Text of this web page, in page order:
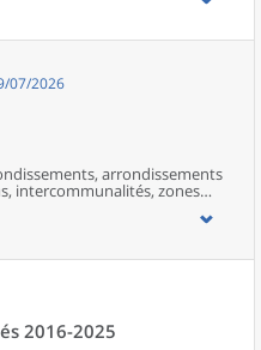
07/2026
arrondissements
intercommunalités, zones
et aires d’attraction des
2016-2025